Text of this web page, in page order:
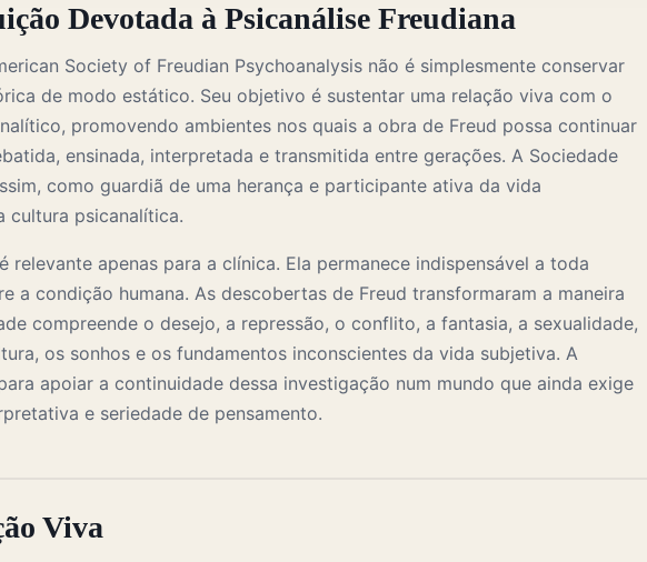
Devotada à Psicanálise Freudiana
Society of Freudian Psychoanalysis não é simplesmente conservar
de modo estático. Seu objetivo é sustentar uma relação viva com o
promovendo ambientes nos quais a obra de Freud possa continuar
ensinada, interpretada e transmitida entre gerações. A Sociedade
como guardiã de uma herança e participante ativa da vida
cultura psicanalítica.
relevante apenas para a clínica. Ela permanece indispensável a toda
a condição humana. As descobertas de Freud transformaram a maneira
compreende o desejo, a repressão, o conflito, a fantasia, a sexualidade,
os sonhos e os fundamentos inconscientes da vida subjetiva. A
apoiar a continuidade dessa investigação num mundo que ainda exige
e seriedade de pensamento.
Viva